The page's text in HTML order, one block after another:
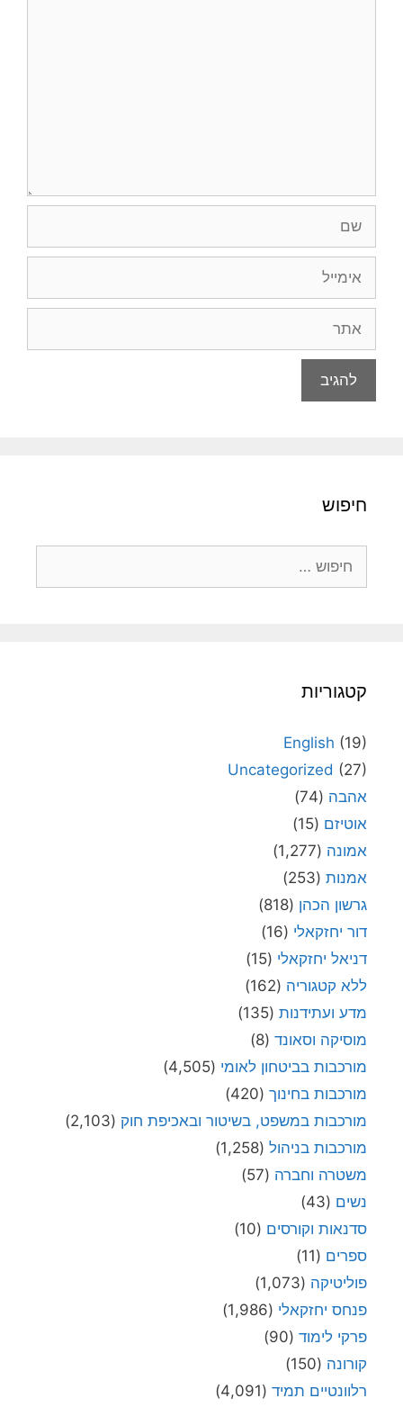
חיפוש
קטגוריות
English (19)
Uncategorized (27)
אהבה (74)
אוטיזם (15)
אמונה (1,277)
אמנות (253)
גרשון הכהן (818)
דור יחזקאלי (16)
דניאל יחזקאלי (15)
ללא קטגוריה (162)
מדע ועתידנות (135)
מוסיקה וסאונד (8)
מורכבות בביטחון לאומי (4,505)
מורכבות בחינוך (420)
מורכבות במשפט, בשיטור ובאכיפת חוק (2,103)
מורכבות בניהול (1,258)
משטרה וחברה (57)
נשים (43)
סדנאות וקורסים (10)
ספרים (11)
פוליטיקה (1,073)
פנחס יחזקאלי (1,986)
פרקי לימוד (90)
קורונה (150)
רלוונטיים תמיד (4,091)